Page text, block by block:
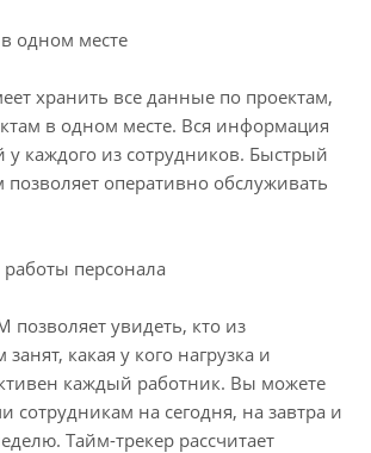
одном месте
хранить все данные по проектам,
в одном месте. Вся информация
у каждого из сотрудников. Быстрый
оперативно обслуживать
персонала
позволяет увидеть, кто из
какая у кого нагрузка и
каждый работник. Вы можете
сотрудникам на сегодня, на завтра и
Тайм-трекер рассчитает